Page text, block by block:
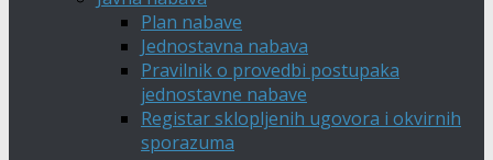
Plan nabave
Jednostavna nabava
Pravilnik o provedbi postupaka
jednostavne nabave
Registar sklopljenih ugovora i okvirnih
sporazuma